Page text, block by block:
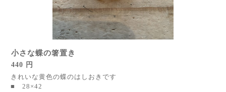
小さな蝶の箸置き
440 円
きれいな黄色の蝶のはしおきです
■ 28×42